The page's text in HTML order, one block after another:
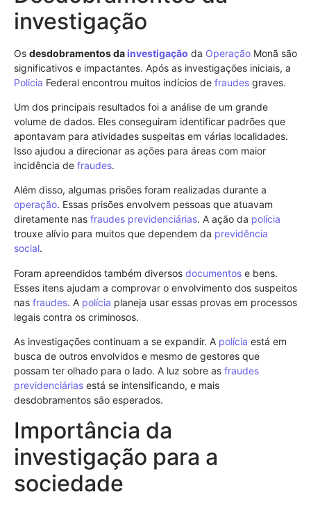
investigação
Os desdobramentos dainvestigação da Operação Monã são
significativos e impactantes. Após as investigações iniciais, a
Polícia Federal encontrou muitos indícios de fraudes graves.
Um dos principais resultados foi a análise de um grande
volume de dados. Eles conseguiram identificar padrões que
apontavam para atividades suspeitas em várias localidades.
Isso ajudou a direcionar as ações para áreas com maior
incidência de fraudes.
Além disso, algumas prisões foram realizadas durante a
operação. Essas prisões envolvem pessoas que atuavam
diretamente nas fraudes previdenciárias. A ação da polícia
trouxe alívio para muitos que dependem da previdência
social.
Foram apreendidos também diversos documentos e bens.
Esses itens ajudam a comprovar o envolvimento dos suspeitos
nas fraudes. A polícia planeja usar essas provas em processos
legais contra os criminosos.
As investigações continuam a se expandir. A polícia está em
busca de outros envolvidos e mesmo de gestores que
possam ter olhado para o lado. A luz sobre as fraudes
previdenciárias está se intensificando, e mais
desdobramentos são esperados.
Importância da
investigação para a
sociedade